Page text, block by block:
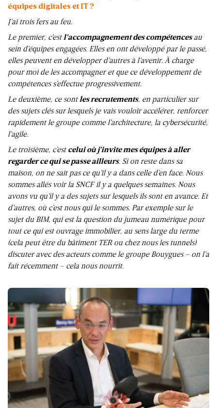
équipes digitales et IT ?
J’ai trois fers au feu.
Le premier, c’estl’accompagnement des compétencesau
sein d’équipes engagées. Elles en ont développé par le passé,
elles peuvent en développer d’autres à l’avenir. À charge
pour moi de les accompagner et que ce développement de
compétences s’effectue progressivement.
Le deuxième, ce sontles recrutements, en particulier sur
des sujets clés sur lesquels je vais vouloir accélérer, renforcer
rapidement le groupe comme l’architecture, la cybersécurité,
l’agile.
Le troisième, c’estcelui où j’invite mes équipes à aller
regarder ce qui se passe ailleurs. Si on reste dans sa
maison, on ne sait pas ce qu’il y a dans celle d’en face. Nous
sommes allés voir la SNCF il y a quelques semaines. Nous
avons vu qu’il y a des sujets sur lesquels ils sont en avance. Et
d’autres, où c’est nous qui le sommes. Par exemple sur le
sujet du BIM, qui est la question du jumeau numérique pour
tout ce qui est ouvrage immobilier, au sens large du terme
(cela peut être du bâtiment TER ou chez nous les tunnels)
discuter avec des acteurs comme le groupe Bouygues ‒ on l’a
fait récemment ‒ cela nous nourrit.